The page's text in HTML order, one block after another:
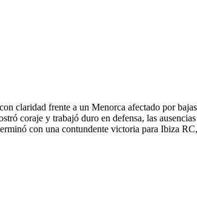
claridad frente a un Menorca afectado por
coraje y trabajó duro en defensa, las
con una contundente victoria para Ibiza